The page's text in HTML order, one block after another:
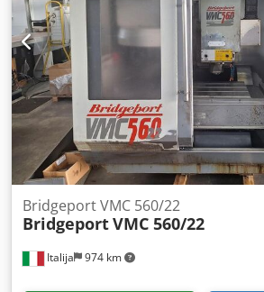
Italija 974 km
Bridgeport VMC 560/22
BridgeportVMC 560/22